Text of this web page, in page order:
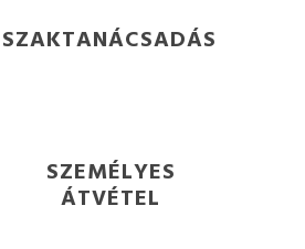
SZAKTANÁCSADÁS
SZEMÉLYES
ÁTVÉTEL